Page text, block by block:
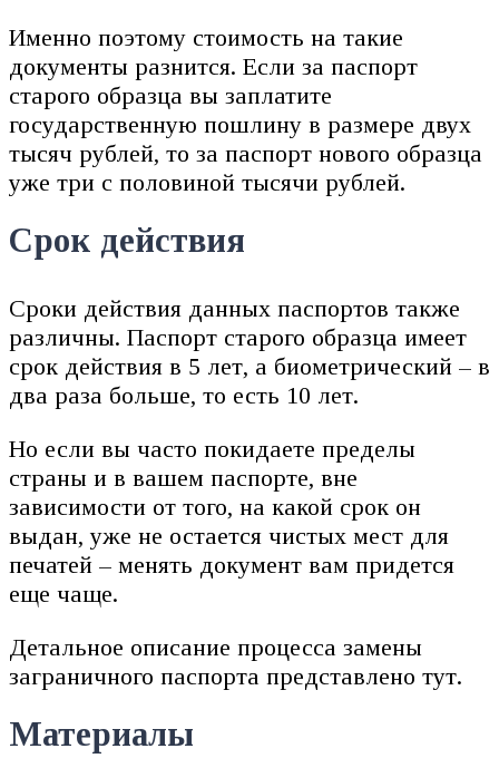
Именно поэтому стоимость на такие
документы разнится. Если за паспорт
старого образца вы заплатите
государственную пошлину в размере двух
тысяч рублей, то за паспорт нового образца
уже три с половиной тысячи рублей.
Срок действия
Сроки действия данных паспортов также
различны. Паспорт старого образца имеет
срок действия в 5 лет, а биометрический – в
два раза больше, то есть 10 лет.
Но если вы часто покидаете пределы
страны и в вашем паспорте, вне
зависимости от того, на какой срок он
выдан, уже не остается чистых мест для
печатей – менять документ вам придется
еще чаще.
Детальное описание процесса замены
заграничного паспорта представлено тут.
Материалы